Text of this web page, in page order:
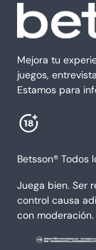
Mejora tu
juegos,
Estamos para
Betsson® Todos
Juega bien. Ser
control causa
con